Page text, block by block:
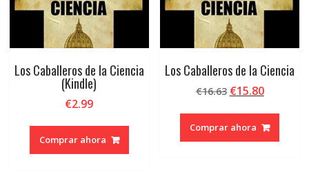
Los Caballeros de la Ciencia
(Kindle)
€2.99
Comprar ahora
Los Caballeros de la Ciencia
€16.63 El
original
era:
€15.80El
actual
es:
Comprar ahora